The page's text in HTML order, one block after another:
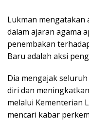
Lukman
dalam ajaran agama
penembakan
Baru adalah aksi
Dia mengajak
diri dan
melalui Kementerian
mencari kabar